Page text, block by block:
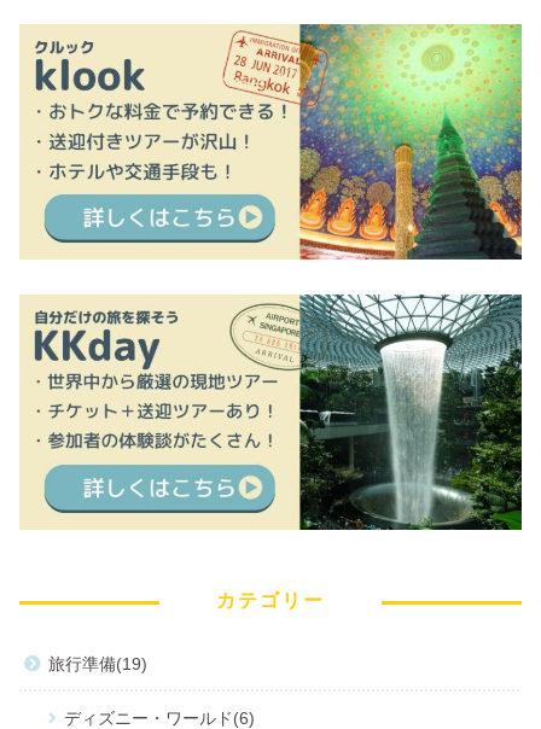
カテゴリー
旅行準備 19
ディズニー・ワールド 6